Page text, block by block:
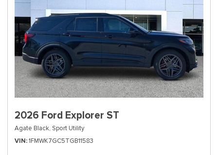
2026 Ford Explorer ST
Agate Black, Sport Utility
VIN 1FMWK7GC5TGB11583